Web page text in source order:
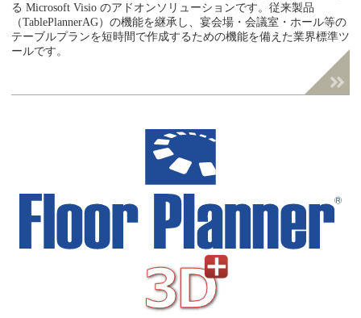
る Microsoft Visio のアドオンソリューションです。従来製品
（TablePlannerAG）の機能を継承し、宴会場・会議室・ホール等の
テーブルプランを短時間で作成するための機能を備えた業界標準ツ
ールです。